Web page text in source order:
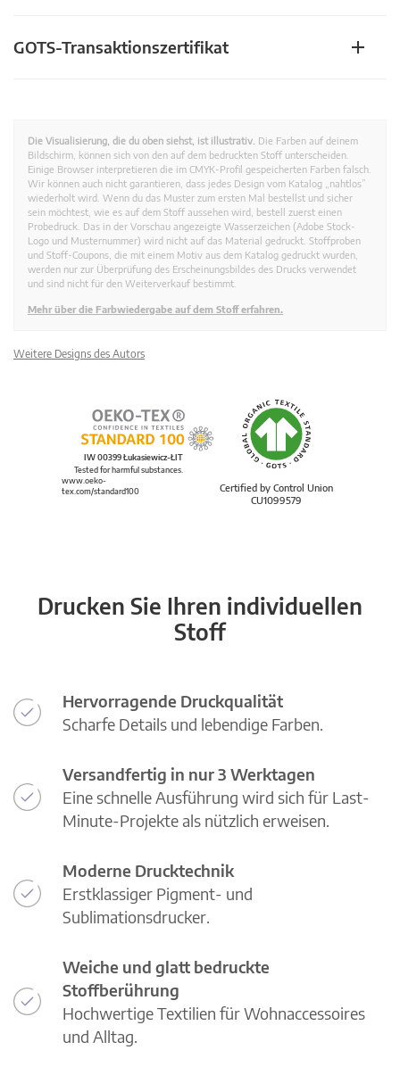
GOTS-Transaktionszertifikat
Die Visualisierung, die du oben siehst, ist illustrativ. Die Farben auf deinem
Bildschirm, können sich von den auf dem bedruckten Stoff unterscheiden.
Einige Browser interpretieren die im CMYK-Profil gespeicherten Farben falsch.
Wir können auch nicht garantieren, dass jedes Design vom Katalog „nahtlos”
wiederholt wird. Wenn du das Muster zum ersten Mal bestellst und sicher
sein möchtest, wie es auf dem Stoff aussehen wird, bestell zuerst einen
Probedruck. Das in der Vorschau angezeigte Wasserzeichen (Adobe Stock-
Logo und Musternummer) wird nicht auf das Material gedruckt. Stoffproben
und Stoff-Coupons, die mit einem Motiv aus dem Katalog gedruckt wurden,
werden nur zur Überprüfung des Erscheinungsbildes des Drucks verwendet
und sind nicht für den Weiterverkauf bestimmt.
Mehr über die Farbwiedergabe auf dem Stoff erfahren.
Weitere Designs des Autors
Certified by Control Union
CU1099579
IW 00399 Łukasiewicz-ŁIT
Tested for harmful substances.
www.oeko-
tex.com/standard100
Drucken Sie Ihren individuellen
Stoff
Hervorragende Druckqualität
Scharfe Details und lebendige Farben.
Versandfertig in nur 3 Werktagen
Eine schnelle Ausführung wird sich für Last-
Minute-Projekte als nützlich erweisen.
Moderne Drucktechnik
Erstklassiger Pigment- und
Sublimationsdrucker.
Weiche und glatt bedruckte
Stoffberührung
Hochwertige Textilien für Wohnaccessoires
und Alltag.